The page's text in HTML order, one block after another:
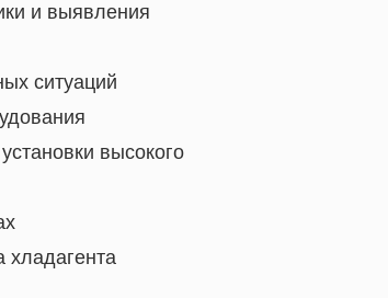
и выявления
ситуаций
высокого
хладагента